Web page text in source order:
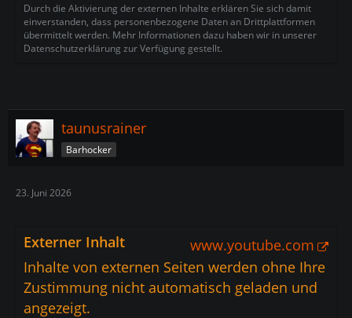
Durch die Aktivierung der externen Inhalte erklären Sie sich damit
einverstanden, dass personenbezogene Daten an Drittplattformen
übermittelt werden. Mehr Informationen dazu haben wir in unserer
Datenschutzerklärung zur Verfügung gestellt.
taunusrainer
Barhocker
23. Juni 2026
Externer Inhalt
www.youtube.com
Inhalte von externen Seiten werden ohne Ihre
Zustimmung nicht automatisch geladen und
angezeigt.